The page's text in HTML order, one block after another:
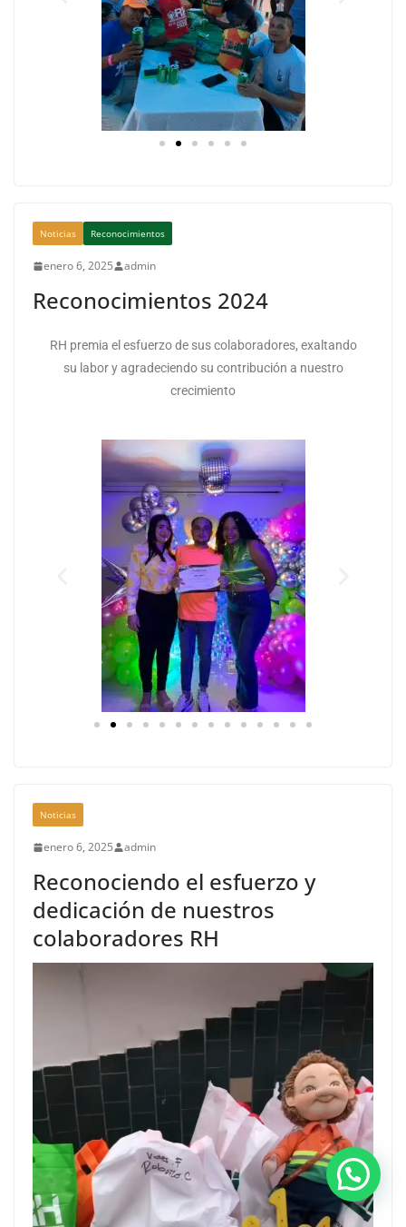
Noticias Reconocimientos
enero 6, 2025 admin
Reconocimientos 2024
RH premia el esfuerzo de sus colaboradores, exaltando
su labor y agradeciendo su contribución a nuestro
crecimiento
Noticias
enero 6, 2025 admin
Reconociendo el esfuerzo y
dedicación de nuestros
colaboradores RH
Hola, Somos RH ¿Cómo podemos ayudarte?